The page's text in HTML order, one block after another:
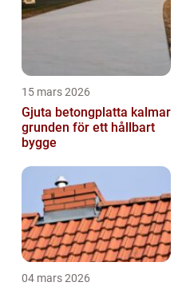
15 mars 2026
Gjuta betongplatta kalmar
grunden för ett hållbart
bygge
04 mars 2026